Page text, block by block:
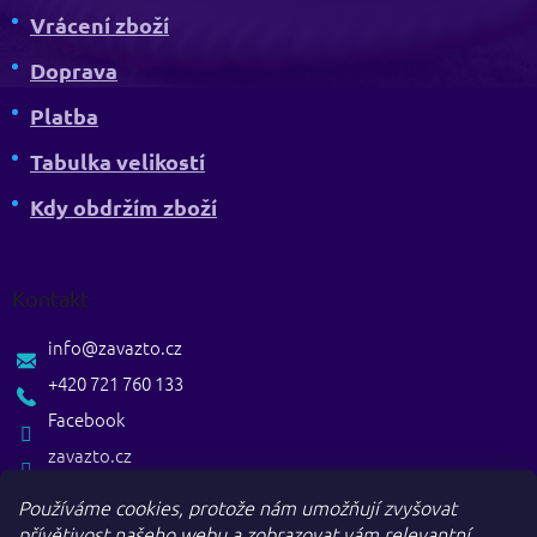
Používáme cookies, protože nám umožňují zvyšovat
Vrácení zboží
Doprava
Platba
Tabulka velikostí
Kdy obdržím zboží
Kontakt
zavazto.cz
info@zavazto.cz
+420 721 760 133
Facebook